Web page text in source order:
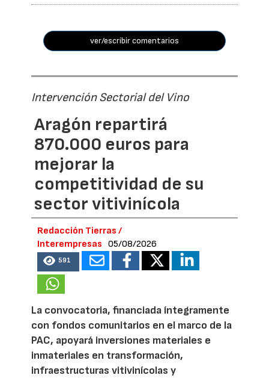
ver/escribir comentarios
Intervención Sectorial del Vino
Aragón repartirá
870.000 euros para
mejorar la
competitividad de su
sector vitivinícola
Redacción Tierras /
Interempresas
05/08/2026
591
La convocatoria, financiada íntegramente
con fondos comunitarios en el marco de la
PAC, apoyará inversiones materiales e
inmateriales en transformación,
infraestructuras vitivinícolas y